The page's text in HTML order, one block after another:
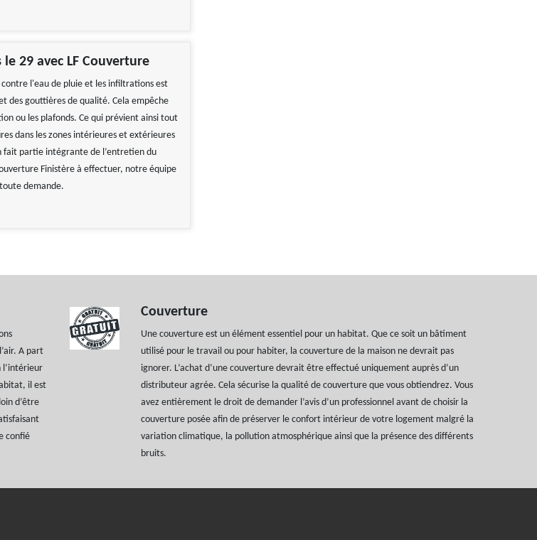
29 avec LF Couverture
l'eau de pluie et les infiltrations est
des gouttières de qualité. Cela empêche
ou les plafonds. Ce qui prévient ainsi tout
dans les zones intérieures et extérieures
fait partie intégrante de l’entretien du
Finistère à effectuer, notre équipe
demande.
A part
l’intérieur
il est
d’être
confié
Couverture
Une couverture est un élément essentiel pour un habitat. Que ce soit un bâtiment
utilisé pour le travail ou pour habiter, la couverture de la maison ne devrait pas
ignorer. L’achat d’une couverture devrait être effectué uniquement auprès d’un
distributeur agrée. Cela sécurise la qualité de couverture que vous obtiendrez. Vous
avez entièrement le droit de demander l’avis d’un professionnel avant de choisir la
couverture posée afin de préserver le confort intérieur de votre logement malgré la
variation climatique, la pollution atmosphérique ainsi que la présence des différents
bruits.